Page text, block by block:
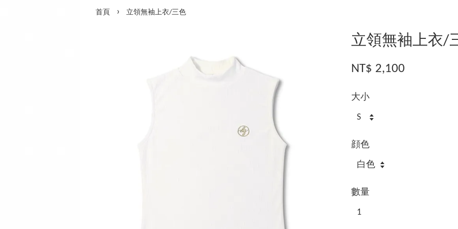
首頁 › 立領無袖上衣/三色
立領無袖上衣/
NT$ 2,100
大小
顔色
數量